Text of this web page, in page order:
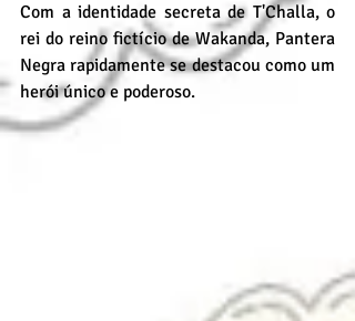
Com a identidade secreta de T'Challa, o
rei do reino fictício de Wakanda, Pantera
Negra rapidamente se destacou como um
herói único e poderoso.